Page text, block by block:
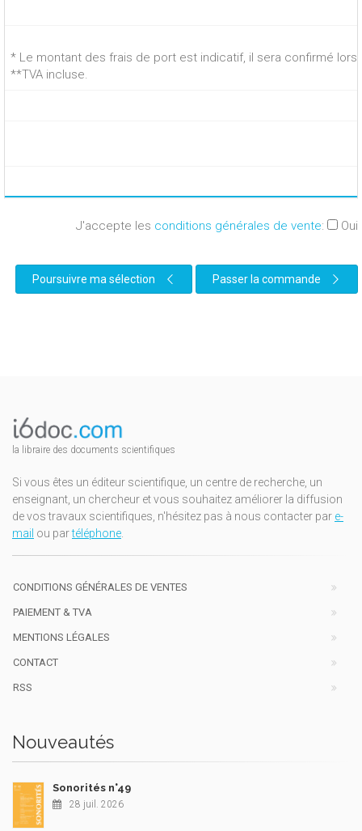
* Le montant des frais de port est indicatif, il sera confirmé
**TVA incluse.
J'accepte les conditions générales de vente: Oui
Poursuivre ma sélection Passer la commande
la libraire des documents scientifiques
Si vous êtes un éditeur scientifique, un centre de recherche, un
enseignant, un chercheur et vous souhaitez améliorer la diffusion
de vos travaux scientifiques, n'hésitez pas à nous contacter par e-
mail ou partéléphone.
CONDITIONS GÉNÉRALES DE VENTES
PAIEMENT & TVA
MENTIONS LÉGALES
CONTACT
RSS
Nouveautés
Sonorités n°49
28 juil. 2026